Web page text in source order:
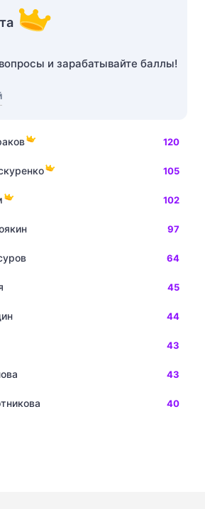
и зарабатывайте баллы!
120
105
102
97
64
45
44
43
43
40